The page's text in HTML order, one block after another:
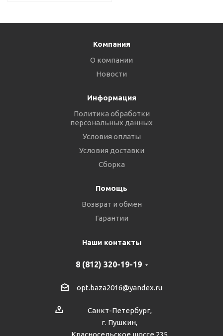
Компания
О компании
Новости
Информация
Политика обработки
персональных данных
Условия оплаты
Условия доставки
Сборка
Помощь
Возврат и обмен
Гарантии
Наши контакты
8 (812) 320-19-19
opt.baza2016@yandex.ru
Санкт-Петербург,
г. Пушкин,
Красносельское шоссе 235